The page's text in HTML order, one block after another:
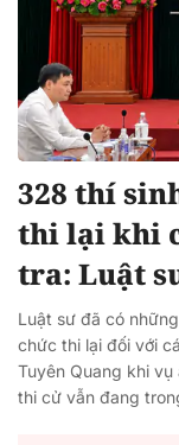
328 thí
thi lại khi
tra: Luật
Luật sư đã có
chức thi lại đối với
Tuyên Quang khi
thi cử vẫn đang